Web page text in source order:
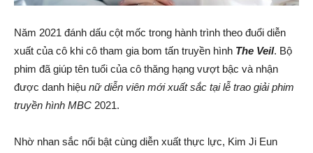
Năm 2021 đánh dấu cột mốc trong hành trình theo đuổi diễn
xuất của cô khi cô tham gia bom tấn truyền hình The Veil. Bộ
phim đã giúp tên tuổi của cô thăng hạng vượt bậc và nhận
được danh hiệu nữ diễn viên mới xuất sắc tại lễ trao giải phim
truyền hình MBC 2021.
Nhờ nhan sắc nổi bật cùng diễn xuất thực lực, Kim Ji Eun